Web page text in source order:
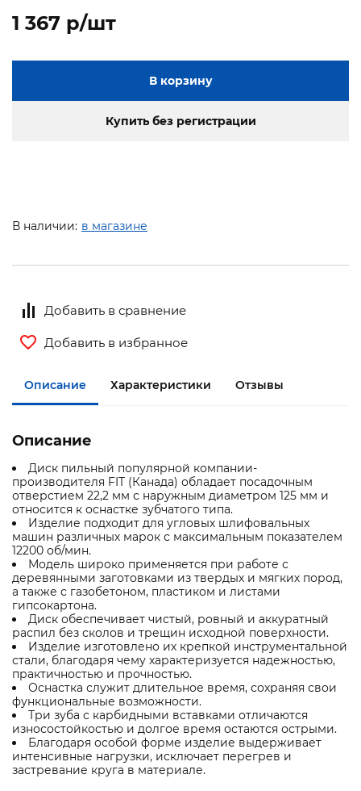
1 367 p/шт
В корзину
Купить без регистрации
В наличии: в магазине
Добавить в сравнение
Добавить в избранное
Описание Характеристики Отзывы
Описание
Диск пильный популярной компании-
производителя FIT (Канада) обладает посадочным
отверстием 22,2 мм с наружным диаметром 125 мм и
относится к оснастке зубчатого типа.
Изделие подходит для угловых шлифовальных
машин различных марок с максимальным показателем
12200 об/мин.
Модель широко применяется при работе с
деревянными заготовками из твердых и мягких пород,
а также с газобетоном, пластиком и листами
гипсокартона.
Диск обеспечивает чистый, ровный и аккуратный
распил без сколов и трещин исходной поверхности.
Изделие изготовлено их крепкой инструментальной
стали, благодаря чему характеризуется надежностью,
практичностью и прочностью.
Оснастка служит длительное время, сохраняя свои
функциональные возможности.
Три зуба с карбидными вставками отличаются
износостойкостью и долгое время остаются острыми.
Благодаря особой форме изделие выдерживает
интенсивные нагрузки, исключает перегрев и
застревание круга в материале.